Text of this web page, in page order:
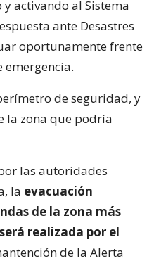
activando al Sistema
ante Desastres
oportunamente frente
emergencia.
de seguridad, y
la zona que podría
las autoridades
la evacuación
de la zona más
realizada por el
de la Alerta